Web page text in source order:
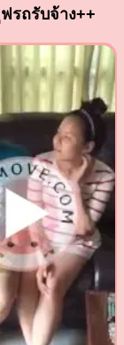
รถรับจ้าง++